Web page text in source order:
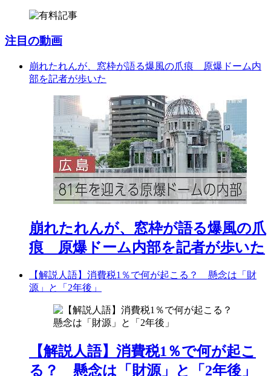
注目の動画
崩れたれんが、窓枠が語る爆風の爪痕 原爆ドーム内
部を記者が歩いた
崩れたれんが、窓枠が語る爆風の爪
痕 原爆ドーム内部を記者が歩いた
【解説人語】消費税1％で何が起こる？ 懸念は「財
源」と「2年後」
【解説人語】消費税1％で何が起こ
る？ 懸念は「財源」と「2年後」